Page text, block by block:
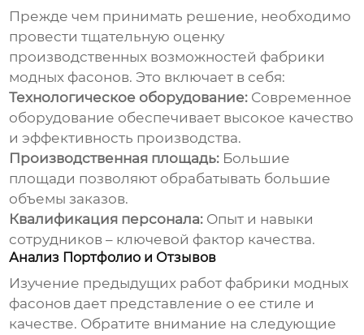
Прежде чем принимать решение, необходимо
провести тщательную оценку
производственных возможностей фабрики
модных фасонов. Это включает в себя:
Технологическое оборудование: Современное
оборудование обеспечивает высокое качество
и эффективность производства.
Производственная площадь: Большие
площади позволяют обрабатывать большие
объемы заказов.
Квалификация персонала: Опыт и навыки
сотрудников – ключевой фактор качества.
Анализ Портфолио и Отзывов
Изучение предыдущих работ фабрики модных
фасонов дает представление о ее стиле и
качестве. Обратите внимание на следующие